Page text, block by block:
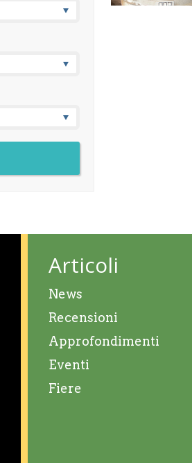
Articoli
News
Recensioni
Approfondimenti
Eventi
Fiere